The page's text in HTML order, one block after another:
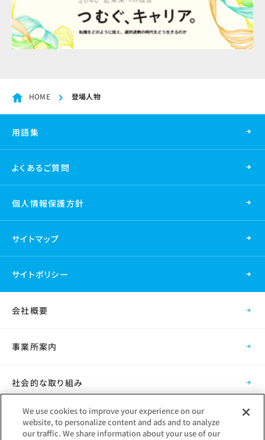
HOME 登場人物
用語集
よくあるご質問
個人情報保護方針
サイトマップ
サイトポリシー
会社概要
事業所案内
社会的な取り組み
採用情報
We use cookies to improve your experience on our
website, to personalize content and ads and to analyze
our traffic. We share information about your use of our